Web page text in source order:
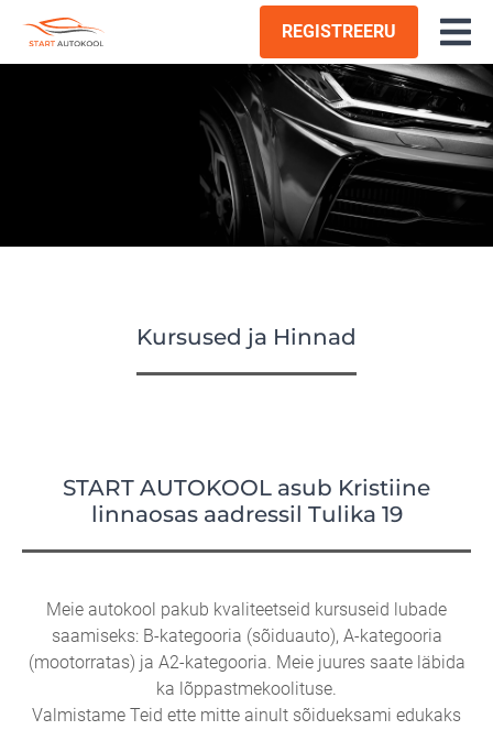
REGISTREERU ×
Avaleht
Kontaktid
Kursused ja Hinnad
START AUTOKOOL asub Kristiine
linnaosas aadressil Tulika 19
Meie autokool pakub kvaliteetseid kursuseid lubade
saamiseks: B-kategooria (sõiduauto), A-kategooria
(mootorratas) ja A2-kategooria. Meie juures saate läbida
ka lõppastmekoolituse.
Valmistame Teid ette mitte ainult sõidueksami edukaks